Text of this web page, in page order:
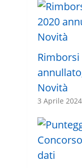
Novità
3 Aprile 2024